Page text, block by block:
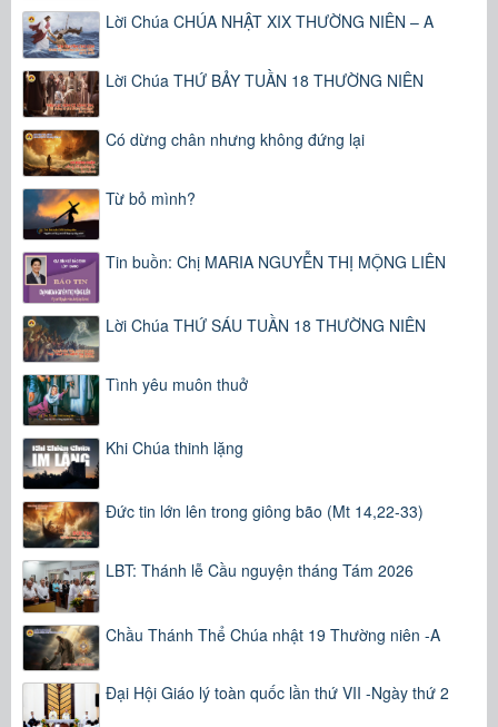
Lời Chúa CHÚA NHẬT XIX THƯỜNG NIÊN – A
Lời Chúa THỨ BẢY TUẦN 18 THƯỜNG NIÊN
Có dừng chân nhưng không đứng lại
Từ bỏ mình?
Tin buồn: Chị MARIA NGUYỄN THỊ MỘNG LIÊN
Lời Chúa THỨ SÁU TUẦN 18 THƯỜNG NIÊN
Tình yêu muôn thuở
Khi Chúa thinh lặng
Đức tin lớn lên trong giông bão (Mt 14,22-33)
LBT: Thánh lễ Cầu nguyện tháng Tám 2026
Chầu Thánh Thể Chúa nhật 19 Thường niên -A
Đại Hội Giáo lý toàn quốc lần thứ VII -Ngày thứ 2